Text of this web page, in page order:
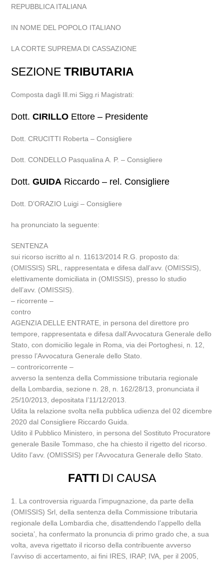
REPUBBLICA ITALIANA
IN NOME DEL POPOLO ITALIANO
LA CORTE SUPREMA DI CASSAZIONE
SEZIONETRIBUTARIA
Composta dagli Ill.mi Sigg.ri Magistrati:
Dott.CIRILLO Ettore – Presidente
Dott. CRUCITTI Roberta – Consigliere
Dott. CONDELLO Pasqualina A. P. – Consigliere
Dott.GUIDA Riccardo – rel. Consigliere
Dott. D’ORAZIO Luigi – Consigliere
ha pronunciato la seguente:
SENTENZA
sui ricorso iscritto al n. 11613/2014 R.G. proposto da:
(OMISSIS) SRL, rappresentata e difesa dall’avv. (OMISSIS),
elettivamente domiciliata in (OMISSIS), presso lo studio
dell’avv. (OMISSIS).
– ricorrente –
contro
AGENZIA DELLE ENTRATE, in persona del direttore pro
tempore, rappresentata e difesa dall’Avvocatura Generale dello
Stato, con domicilio legale in Roma, via dei Portoghesi, n. 12,
presso l’Avvocatura Generale dello Stato.
– controricorrente –
avverso la sentenza della Commissione tributaria regionale
della Lombardia, sezione n. 28, n. 162/28/13, pronunciata il
25/10/2013, depositata l’11/12/2013.
Udita la relazione svolta nella pubblica udienza del 02 dicembre
2020 dal Consigliere Riccardo Guida.
Udito il Pubblico Ministero, in persona del Sostituto Procuratore
generale Basile Tommaso, che ha chiesto il rigetto del ricorso.
Udito l’avv. (OMISSIS) per l’Avvocatura Generale dello Stato.
FATTI DI CAUSA
1. La controversia riguarda l’impugnazione, da parte della
(OMISSIS) Srl, della sentenza della Commissione tributaria
regionale della Lombardia che, disattendendo l’appello della
societa’, ha confermato la pronuncia di primo grado che, a sua
volta, aveva rigettato il ricorso della contribuente avverso
l’avviso di accertamento, ai fini IRES, IRAP, IVA, per il 2005,